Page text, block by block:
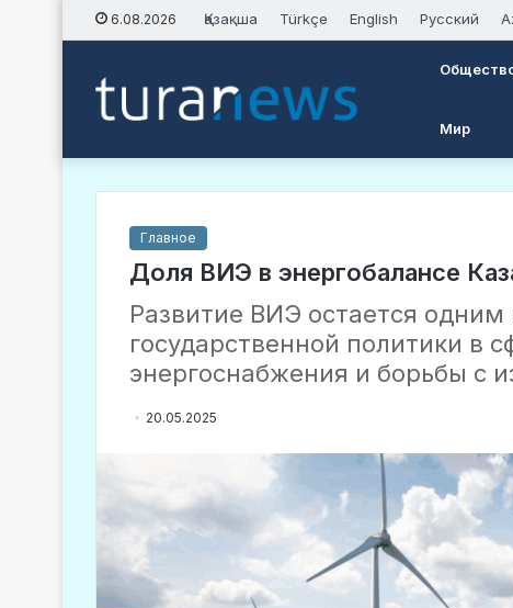
6.08.2026 Қазақша Türkçe English Русский
Мир
Главное
Доля ВИЭ в энергобалансе
Развитие ВИЭ остается
государственной политики в
энергоснабжения и борьбы с
20.05.2025